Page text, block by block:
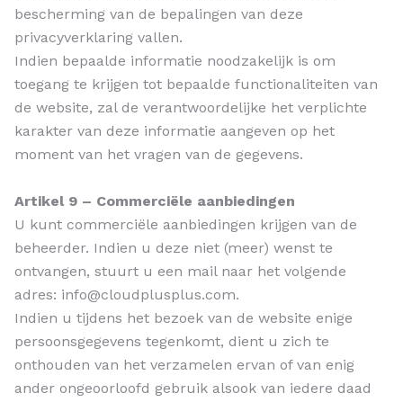
bescherming van de bepalingen van deze
privacyverklaring vallen.
Indien bepaalde informatie noodzakelijk is om
toegang te krijgen tot bepaalde functionaliteiten van
de website, zal de verantwoordelijke het verplichte
karakter van deze informatie aangeven op het
moment van het vragen van de gegevens.
Artikel 9 – Commerciële aanbiedingen
U kunt commerciële aanbiedingen krijgen van de
beheerder. Indien u deze niet (meer) wenst te
ontvangen, stuurt u een mail naar het volgende
adres: info@cloudplusplus.com.
Indien u tijdens het bezoek van de website enige
persoonsgegevens tegenkomt, dient u zich te
onthouden van het verzamelen ervan of van enig
ander ongeoorloofd gebruik alsook van iedere daad